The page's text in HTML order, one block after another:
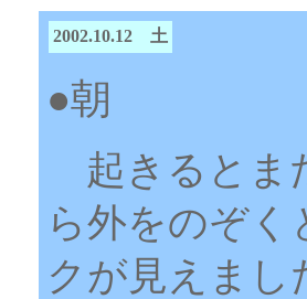
2002.10.12 土
●朝
起きるとま
ら外をのぞ
クが見えまし